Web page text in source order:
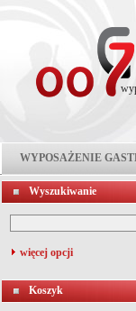
WYPOSAŻENIE
Wyszukiwanie
więcej opcji
Koszyk